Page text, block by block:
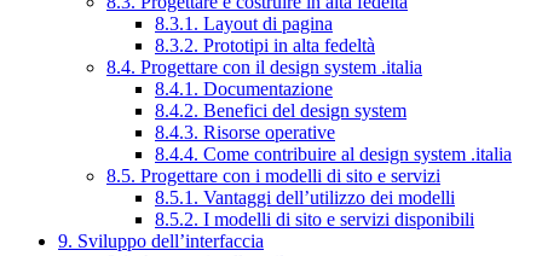
8.3.1. Layout di pagina
8.3.2. Prototipi in alta fedeltà
8.4. Progettare con il design system .italia
8.4.1. Documentazione
8.4.2. Benefici del design system
8.4.3. Risorse operative
8.4.4. Come contribuire al design system .italia
8.5. Progettare con i modelli di sito e servizi
8.5.1. Vantaggi dell’utilizzo dei modelli
8.5.2. I modelli di sito e servizi disponibili
9. Sviluppo dell’interfaccia